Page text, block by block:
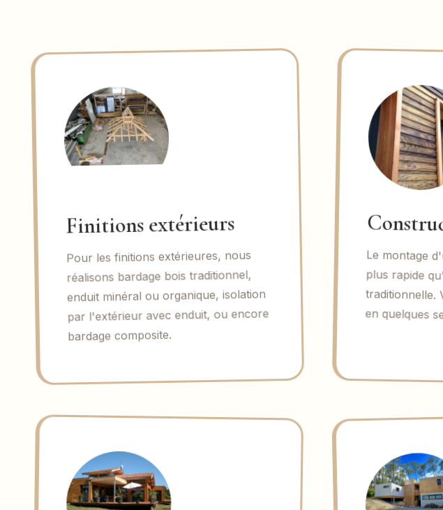
Finitions extérieurs
Pour les finitions extérieures, nous
réalisons bardage bois traditionnel,
enduit minéral ou organique, isolation
par l'extérieur avec enduit, ou encore
bardage composite.
Le montage
plus rapide
traditionnelle.
en quelques